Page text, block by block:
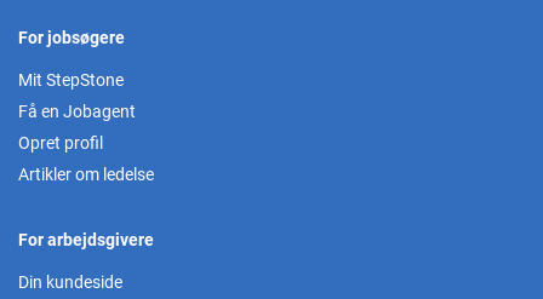
For jobsøgere
Mit StepStone
Få en Jobagent
Opret profil
Artikler om ledelse
For arbejdsgivere
Din kundeside